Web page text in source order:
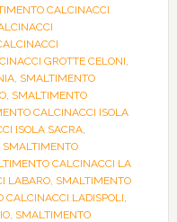
CALCINACCI
GROTTE CELONI,
, SMALTIMENTO
, SMALTIMENTO
CALCINACCI ISOLA
ISOLA SACRA,
SMALTIMENTO
CALCINACCI LA
LABARO, SMALTIMENTO
CALCINACCI LADISPOLI,
, SMALTIMENTO